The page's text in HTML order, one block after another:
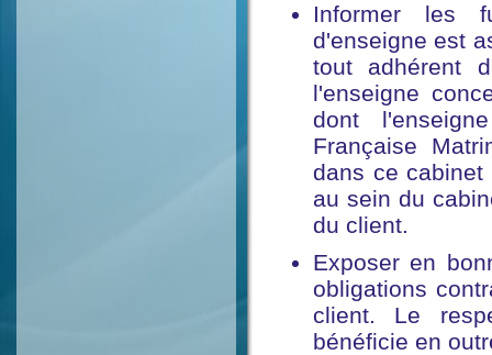
Informer les
d'enseigne est
tout adhérent
l'enseigne
dont
Française
dans ce
au sein du
du client.
Exposer en
obligations
client. Le
bénéficie en